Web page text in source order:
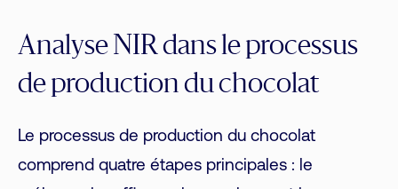
Analyse NIR dans le processus
de production du chocolat
Le processus de production du chocolat
comprend quatre étapes principales : le